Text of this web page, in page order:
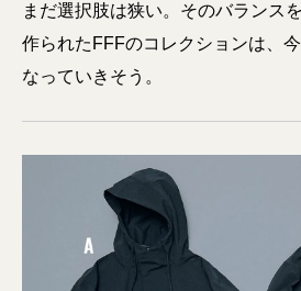
まだ選択肢は狭い。そのバランス
作られたFFFのコレクションは、
なっていきそう。